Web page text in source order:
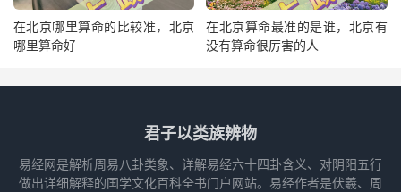
在北京哪里算命的比较准，北京
哪里算命好
在北京算命最准的是谁，北京有
没有算命很厉害的人
君子以类族辨物
易经网是解析周易八卦类象、详解易经六十四卦含义、对阴阳五行
做出详细解释的国学文化百科全书门户网站。易经作者是伏羲、周